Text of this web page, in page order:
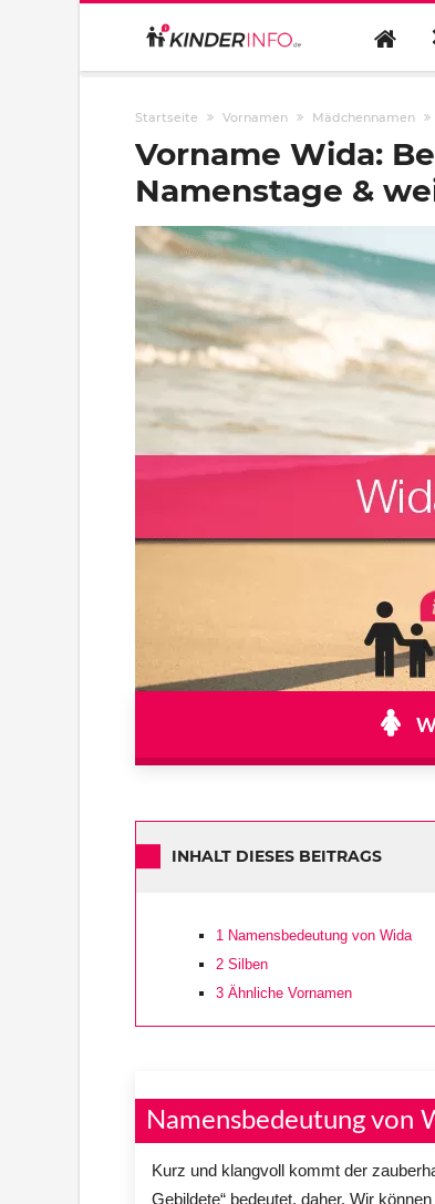
Startseite Vornamen Mädchennamen
Vorname Wida:
Namenstage &
INHALT DIESES BEITRAGS
1 Namensbedeutung von Wida
2 Silben
3 Ähnliche Vornamen
Namensbedeutung von
Kurz und klangvoll kommt der
Gebildete“ bedeutet, daher. Wir